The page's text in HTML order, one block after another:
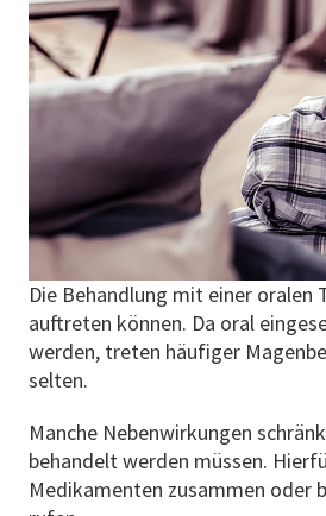
Die Behandlung mit einer
auftreten können. Da oral
werden, treten häufiger
selten.
Manche Nebenwirkungen
behandelt werden müssen.
Medikamenten zusammen oder